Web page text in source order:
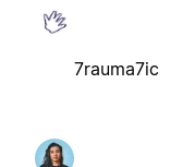
7rauma7ic